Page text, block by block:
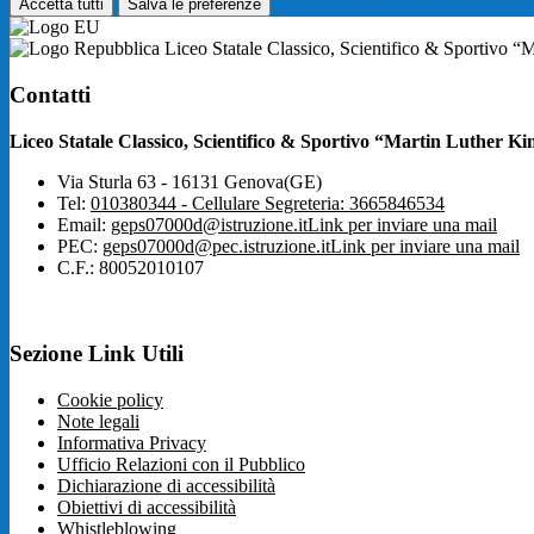
Accetta tutti Salva le preferenze
Liceo Statale Classico, Scientifico & Sportivo
Contatti
Liceo Statale Classico, Scientifico & Sportivo “Martin Luther
Via Sturla 63 - 16131 Genova(GE)
Tel: 010380344 - Cellulare Segreteria: 3665846534
Email: geps07000d@istruzione.itLink per inviare una mail
PEC: geps07000d@pec.istruzione.itLink per inviare una mail
C.F.: 80052010107
Sezione Link Utili
Cookie policy
Note legali
Informativa Privacy
Ufficio Relazioni con il Pubblico
Dichiarazione di accessibilità
Obiettivi di accessibilità
Whistleblowing